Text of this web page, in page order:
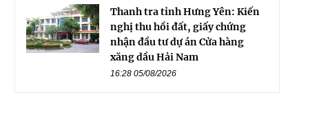
Thanh tra tỉnh Hưng Yên: Kiến
nghị thu hồi đất, giấy chứng
nhận đầu tư dự án Cửa hàng
xăng dầu Hải Nam
16:28 05/08/2026